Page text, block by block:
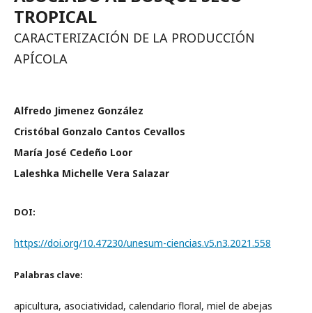
TROPICAL
CARACTERIZACIÓN DE LA PRODUCCIÓN
APÍCOLA
Alfredo Jimenez González
Cristóbal Gonzalo Cantos Cevallos
María José Cedeño Loor
Laleshka Michelle Vera Salazar
DOI:
https://doi.org/10.47230/unesum-ciencias.v5.n3.2021.558
Palabras clave:
apicultura, asociatividad, calendario floral, miel de abejas